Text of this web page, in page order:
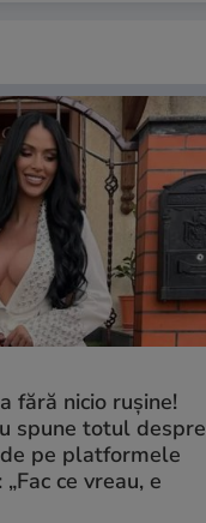
fără nicio rușine!
spune totul despre
pe platformele
ce vreau, e